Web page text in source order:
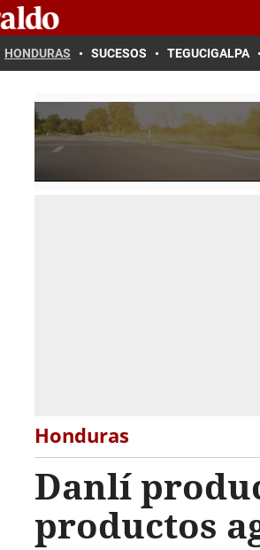
HONDURAS SUCESOS TEGUCIGALPA
Honduras
Danlí
productos